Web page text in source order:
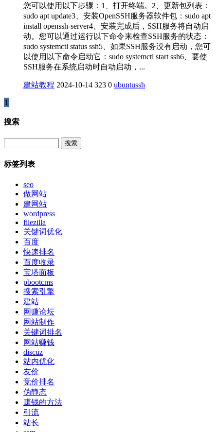
您可以使用以下步骤：1、打开终端。2、更新包列表：
sudo apt update3、安装OpenSSH服务器软件包：sudo apt
install openssh-server4、安装完成后，SSH服务将自动启
动。您可以通过运行以下命令来检查SSH服务的状态：
sudo systemctl status ssh5、如果SSH服务没有启动，您可
以使用以下命令启动它：sudo systemctl start ssh6、要使
SSH服务在系统启动时自动启动，...
建站教程 2024-10-14 323 0 ubuntussh
1
搜索
标签列表
seo
做网站
建网站
wordpress
filezilla
关键词优化
百度
快速排名
百度收录
宝塔面板
pbootcms
搜索引擎
建站
网赚论坛
网站制作
关键词排名
网站赚钱
discuz
站内优化
友价
竞价排名
伪静态
赚钱的方法
引流
站长